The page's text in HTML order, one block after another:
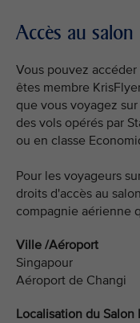
Accès au salon
Vous pouvez
êtes membre
que vous voyagez
des vols opérés par
ou en classe
Pour les voyageurs
droits d'accès au
compagnie aérienne
Ville /Aéroport
Singapour
Aéroport de Changi
Localisation du Salon